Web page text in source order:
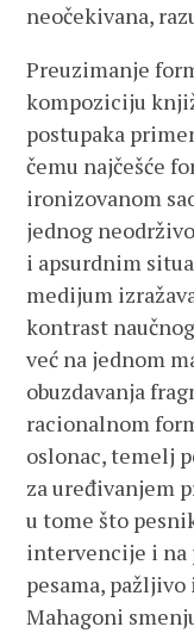
neočekivana,
Preuzimanje
kompoziciju
postupaka
čemu najčešće
ironizovanom
jednog
i apsurdnim
medijum
kontrast
već na jednom
obuzdavanja
racionalnom
oslonac, temelj
za uređivanjem
u tome što
intervencije i na
pesama,
Mahagoni